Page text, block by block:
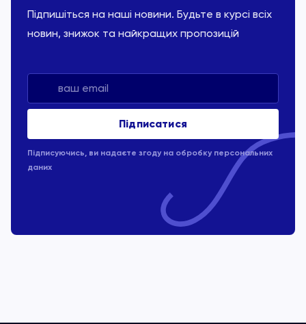
Підпишіться на наші новини. Будьте в курсі всіх
новин, знижок та найкращих пропозицій
Підписуючись, ви надаєте згоду на обробку персональних
даних